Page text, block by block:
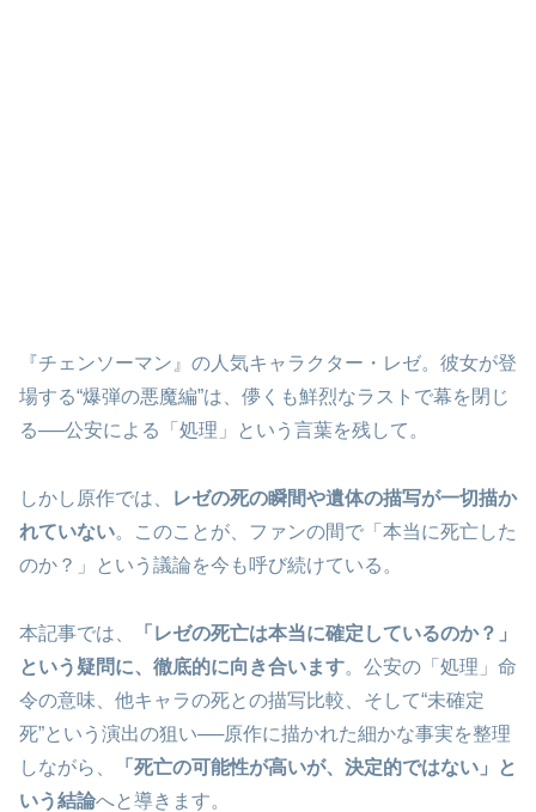
『チェンソーマン』の人気キャラクター・レゼ。彼女が登
場する“爆弾の悪魔編”は、儚くも鮮烈なラストで幕を閉じ
る──公安による「処理」という言葉を残して。
しかし原作では、
レゼの死の瞬間や遺体の描写が一切描か
れていない。このことが、ファンの間で「本当に死亡した
のか？」という議論を今も呼び続けている。
本記事では、
「レゼの死亡は本当に確定しているのか？」
という疑問に、徹底的に向き合います。公安の「処理」命
令の意味、他キャラの死との描写比較、そして“未確定
死”という演出の狙い──原作に描かれた細かな事実を整理
しながら、
「死亡の可能性が高いが、決定的ではない」と
いう結論へと導きます。